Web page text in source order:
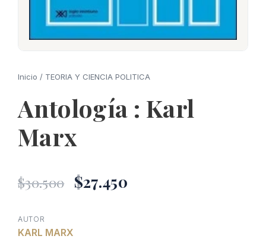
Inicio / TEORIA Y CIENCIA POLITICA
Antología : Karl
Marx
$30.500 El
$27.450
AUTOR
KARL MARX